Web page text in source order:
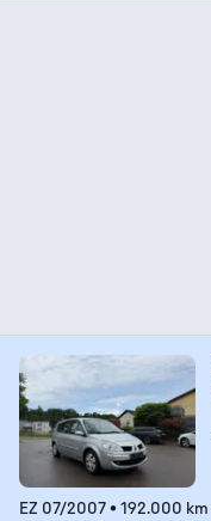
EZ 07/2007• 192.000 km